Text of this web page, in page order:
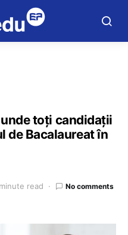
toți candidații
de Bacalaureat în
read No comments